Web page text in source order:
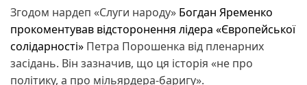
Згодом нардеп «Слуги народу» Богдан Яременко
прокоментував відсторонення лідера «Європейської
солідарності» Петра Порошенка від пленарних
засідань. Він зазначив, що ця історія «не про
політику, а про мільярдера-баригу».